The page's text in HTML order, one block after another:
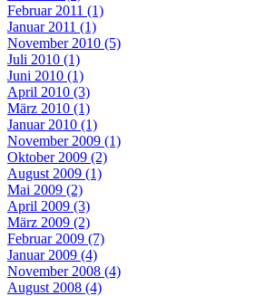
Februar 2011 (1)
Januar 2011 (1)
November 2010 (5)
Juli 2010 (1)
Juni 2010 (1)
April 2010 (3)
März 2010 (1)
Januar 2010 (1)
November 2009 (1)
Oktober 2009 (2)
August 2009 (1)
Mai 2009 (2)
April 2009 (3)
März 2009 (2)
Februar 2009 (7)
Januar 2009 (4)
November 2008 (4)
August 2008 (4)